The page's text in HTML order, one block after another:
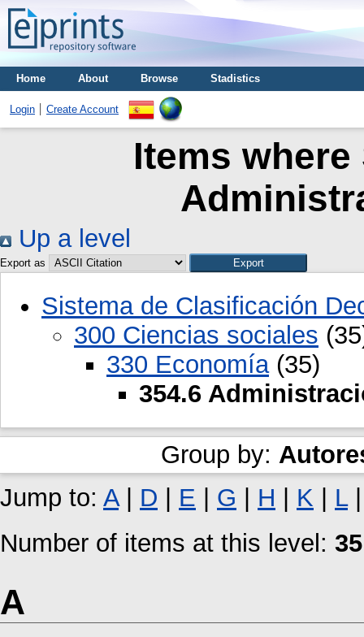
Home About Browse Stadistics
Login Create Account
Items
Up a level
Export as
Sistema de Clasificación
300 Ciencias sociales
330 Economía(35)
354.6
Group by:
Jump to: A| D | E | G | H | K | L
Number of items at this level: 35
A